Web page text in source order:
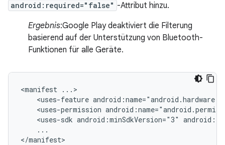
android:required="false" -Attribut hinzu.
Ergebnis:Google Play deaktiviert die Filterung
basierend auf der Unterstützung von Bluetooth-
Funktionen für alle Geräte.
<manifest
<uses-feature
<uses-permission
<uses-sdk android:minSdkVersion="3"
...
</manifest>